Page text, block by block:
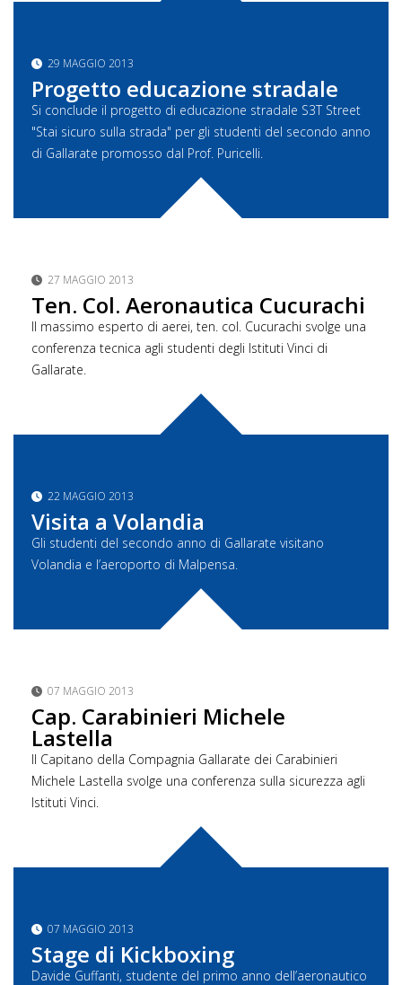
29 MAGGIO 2013
Progetto educazione stradale
Si conclude il progetto di educazione stradale S3T Street
"Stai sicuro sulla strada" per gli studenti del secondo anno
di Gallarate promosso dal Prof. Puricelli.
27 MAGGIO 2013
Ten. Col. Aeronautica Cucurachi
Il massimo esperto di aerei, ten. col. Cucurachi svolge una
conferenza tecnica agli studenti degli Istituti Vinci di
Gallarate.
22 MAGGIO 2013
Visita a Volandia
Gli studenti del secondo anno di Gallarate visitano
Volandia e l’aeroporto di Malpensa.
07 MAGGIO 2013
Cap. Carabinieri Michele
Lastella
Il Capitano della Compagnia Gallarate dei Carabinieri
Michele Lastella svolge una conferenza sulla sicurezza agli
Istituti Vinci.
07 MAGGIO 2013
Stage di Kickboxing
Davide Guffanti, studente del primo anno dell’aeronautico